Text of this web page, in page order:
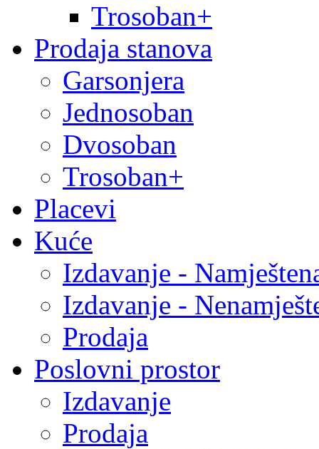
Trosoban+
Prodaja stanova
Garsonjera
Jednosoban
Dvosoban
Trosoban+
Placevi
Kuće
Izdavanje -
Izdavanje -
Prodaja
Poslovni prostor
Izdavanje
Prodaja